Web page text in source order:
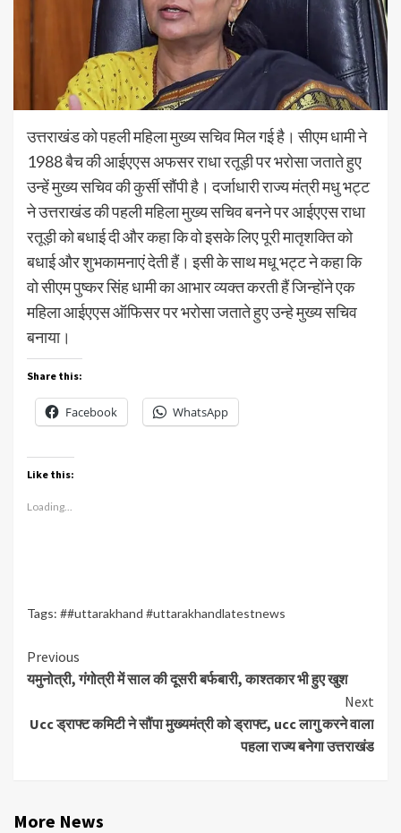
उत्तराखंड को पहली महिला मुख्य सचिव मिल गई है। सीएम धामी ने
1988 बैच की आईएएस अफसर राधा रतूड़ी पर भरोसा जताते हुए
उन्हें मुख्य सचिव की कुर्सी सौंपी है। दर्जाधारी राज्य मंत्री मधु भट्ट
ने उत्तराखंड की पहली महिला मुख्य सचिव बनने पर आईएएस राधा
रतूड़ी को बधाई दी और कहा कि वो इसके लिए पूरी मातृशक्ति को
बधाई और शुभकामनाएं देती हैं। इसी के साथ मधू भट्ट ने कहा कि
वो सीएम पुष्कर सिंह धामी का आभार व्यक्त करती हैं जिन्होंने एक
महिला आईएएस ऑफिसर पर भरोसा जताते हुए उन्हे मुख्य सचिव
बनाया।
Share this:
Facebook WhatsApp
Like this:
Loading...
Tags: ##uttarakhand #uttarakhandlatestnews
Continue
Reading
Previous
यमुनोत्री, गंगोत्री में साल की दूसरी बर्फबारी, काश्तकार भी हुए खुश
Next
Ucc ड्राफ्ट कमिटी ने सौंपा मुख्यमंत्री को ड्राफ्ट, ucc लागु करने वाला
पहला राज्य बनेगा उत्तराखंड
More News